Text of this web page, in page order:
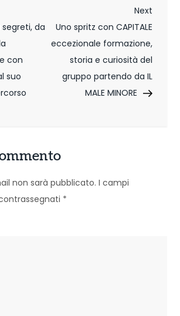
segreti, da
con
suo
Next
Post
Next
Uno spritz con CAPITALE
eccezionale formazione,
storia e curiosità del
gruppo partendo da IL
MALE MINORE
non sarà pubblicato. I campi
*